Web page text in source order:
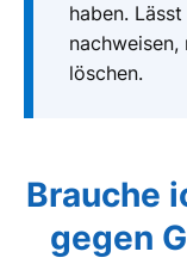
haben.
löschen.
Brauche
gegen